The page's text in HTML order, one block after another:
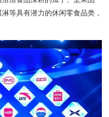
等具有潜力的休闲零食品类，